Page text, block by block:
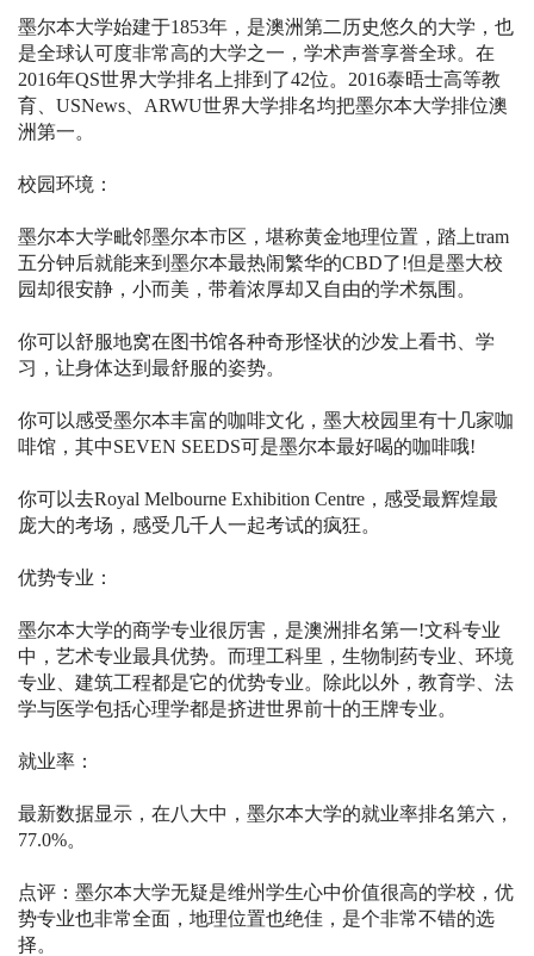
墨尔本大学始建于1853年，是澳洲第二历史悠久的大学，也
是全球认可度非常高的大学之一，学术声誉享誉全球。在
2016年QS世界大学排名上排到了42位。2016泰晤士高等教
育、USNews、ARWU世界大学排名均把墨尔本大学排位澳
洲第一。
校园环境：
墨尔本大学毗邻墨尔本市区，堪称黄金地理位置，踏上tram
五分钟后就能来到墨尔本最热闹繁华的CBD了!但是墨大校
园却很安静，小而美，带着浓厚却又自由的学术氛围。
你可以舒服地窝在图书馆各种奇形怪状的沙发上看书、学
习，让身体达到最舒服的姿势。
你可以感受墨尔本丰富的咖啡文化，墨大校园里有十几家咖
啡馆，其中SEVEN SEEDS可是墨尔本最好喝的咖啡哦!
你可以去Royal Melbourne Exhibition Centre，感受最辉煌最
庞大的考场，感受几千人一起考试的疯狂。
优势专业：
墨尔本大学的商学专业很厉害，是澳洲排名第一!文科专业
中，艺术专业最具优势。而理工科里，生物制药专业、环境
专业、建筑工程都是它的优势专业。除此以外，教育学、法
学与医学包括心理学都是挤进世界前十的王牌专业。
就业率：
最新数据显示，在八大中，墨尔本大学的就业率排名第六，
77.0%。
点评：墨尔本大学无疑是维州学生心中价值很高的学校，优
势专业也非常全面，地理位置也绝佳，是个非常不错的选
择。